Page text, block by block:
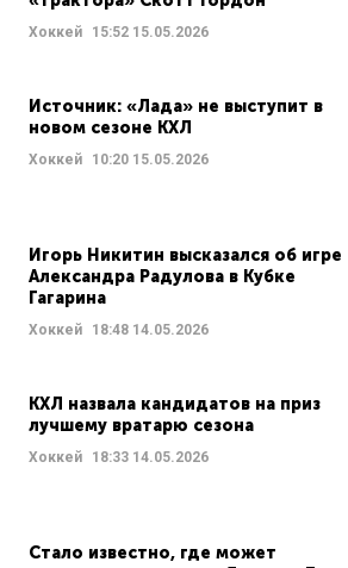
Хоккей 15:52 15.05.2026
Источник: «Лада» не выступит в
новом сезоне КХЛ
Хоккей 10:20 15.05.2026
Игорь Никитин высказался об игре
Александра Радулова в Кубке
Гагарина
Хоккей 18:48 14.05.2026
КХЛ назвала кандидатов на приз
лучшему вратарю сезона
Хоккей 18:33 14.05.2026
Стало известно, где может